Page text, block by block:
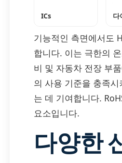
ICs 다
기능적인 측면에서도
합니다. 이는 극한의
비 및 자동차 전장 부
의 사용 기준을 충족
는 데 기여합니다.
요소입니다.
다양한